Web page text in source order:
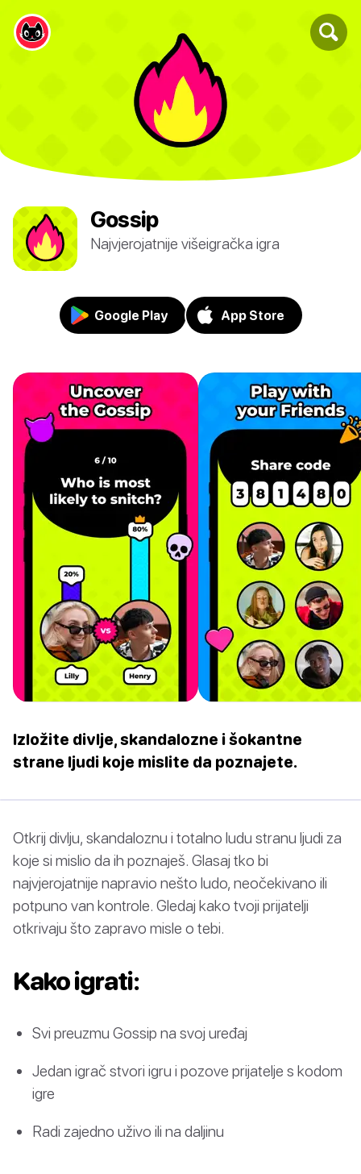
Gossip
Najvjerojatnije višeigračka igra
Google Play App Store
Izložite divlje, skandalozne i šokantne
strane ljudi koje mislite da poznajete.
Otkrij divlju, skandaloznu i totalno ludu stranu ljudi za
koje si mislio da ih poznaješ. Glasaj tko bi
najvjerojatnije napravio nešto ludo, neočekivano ili
potpuno van kontrole. Gledaj kako tvoji prijatelji
otkrivaju što zapravo misle o tebi.
Kako igrati:
Svi preuzmu Gossip na svoj uređaj
Jedan igrač stvori igru i pozove prijatelje s kodom
igre
Radi zajedno uživo ili na daljinu